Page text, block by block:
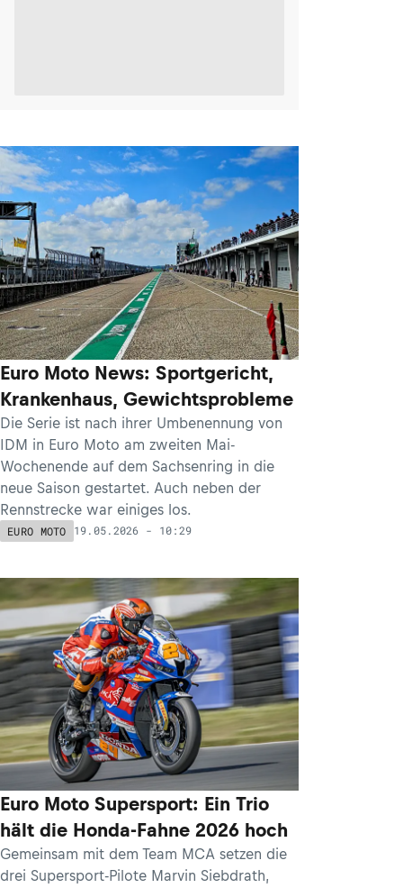
Euro Moto News: Sportgericht,
Krankenhaus, Gewichtsprobleme
Die Serie ist nach ihrer Umbenennung von
IDM in Euro Moto am zweiten Mai-
Wochenende auf dem Sachsenring in die
neue Saison gestartet. Auch neben der
Rennstrecke war einiges los.
EURO MOTO 19.05.2026 - 10:29
Euro Moto Supersport: Ein Trio
hält die Honda-Fahne 2026 hoch
Gemeinsam mit dem Team MCA setzen die
drei Supersport-Pilote Marvin Siebdrath,